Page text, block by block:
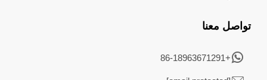
تواصل معنا
+86-18963671291